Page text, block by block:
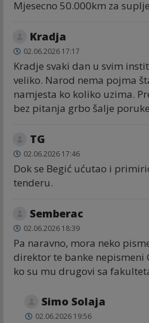
Mjesecno 50.000km za
Kradja
02.06.2026 17:17
Kradje svaki dan u svim
veliko. Narod nema pojma
namjesta ko koliko uzima.
bez pitanja grbo šalje
TG
02.06.2026 17:46
Dok se Begić ućutao i
tenderu.
Semberac
02.06.2026 18:39
Pa naravno, mora neko
direktor te banke nepismeni
ko su mu drugovi sa
Simo Solaja
02.06.2026 19:56